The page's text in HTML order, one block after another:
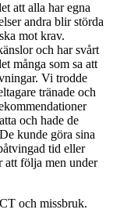
att alla har egna
andra blir störda
mot krav.
och har svårt
många som sa att
Vi trodde
tränade och
och hade de
kunde göra sina
tid eller
följa men under
och missbruk.